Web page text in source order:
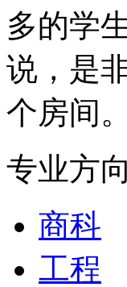
多的学
说，是
个房间。
专业方
商科
工程